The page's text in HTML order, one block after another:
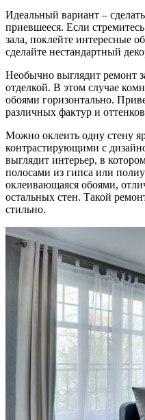
Идеальный вариант –
приевшееся. Если
зала, поклейте интересные
сделайте нестандартный
Необычно выглядит ремонт
отделкой. В этом случае
обоями горизонтально.
различных фактур и
Можно оклеить одну стену
контрастирующими с
выглядит интерьер, в
полосами из гипса или
оклеивающаяся обоями,
остальных стен. Такой
стильно.